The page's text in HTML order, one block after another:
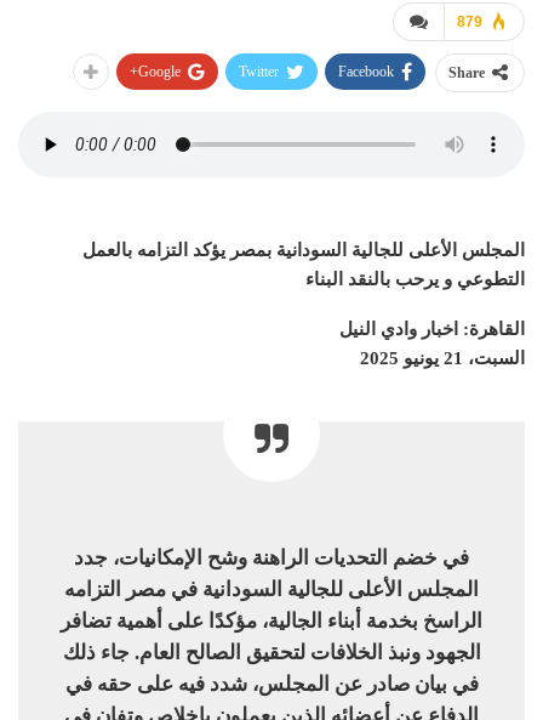
879
Share
Facebook
Twitter
Google+
المجلس الأعلى للجالية السودانية بمصر يؤكد التزامه بالعمل
التطوعي و يرحب بالنقد البناء
القاهرة: اخبار وادي النيل
السبت، 21 يونيو 2025
في خضم التحديات الراهنة وشح الإمكانيات، جدد
المجلس الأعلى للجالية السودانية في مصر التزامه
الراسخ بخدمة أبناء الجالية، مؤكدًا على أهمية تضافر
الجهود ونبذ الخلافات لتحقيق الصالح العام. جاء ذلك
في بيان صادر عن المجلس، شدد فيه على حقه في